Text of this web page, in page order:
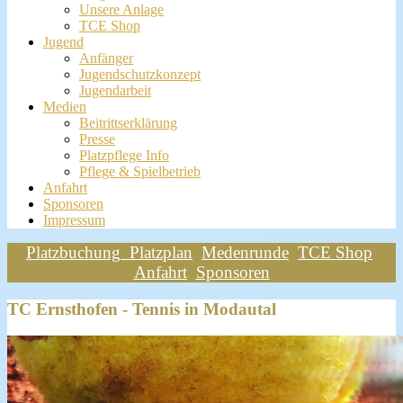
Unsere Anlage
TCE Shop
Jugend
Anfänger
Jugendschutzkonzept
Jugendarbeit
Medien
Beitrittserklärung
Presse
Platzpflege Info
Pflege & Spielbetrieb
Anfahrt
Sponsoren
Impressum
Platzbuchung Platzplan Medenrunde TCE Shop
Anfahrt Sponsoren
TC Ernsthofen - Tennis in Modautal